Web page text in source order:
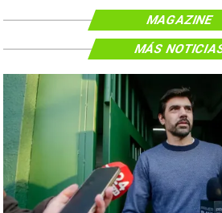
MAGAZINE
MÁS